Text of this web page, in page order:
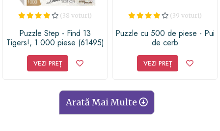
(38 voturi)
Puzzle Step - Find 13
Tigers!, 1.000 piese (61495)
VEZI PREȚ
(39 voturi)
Puzzle cu 500 de piese - Pui
de cerb
VEZI PREȚ
Arată Mai Multe